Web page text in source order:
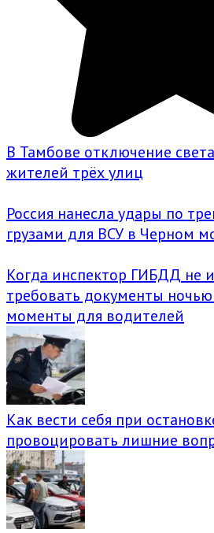
В Тамбове отключение
жителей трёх улиц
Россия нанесла удары по
грузами для ВСУ в Черном
Когда инспектор ГИБДД не
требовать документы
моменты для водителей
Как вести себя при
провоцировать лишние